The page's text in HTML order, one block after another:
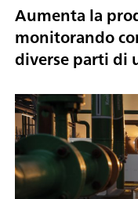
Aumenta la
monitorando
diverse parti di